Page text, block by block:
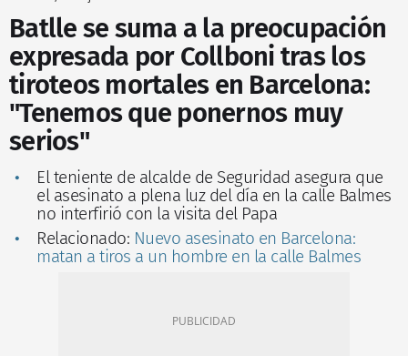
Batlle se suma a la preocupación
expresada por Collboni tras los
tiroteos mortales en Barcelona:
"Tenemos que ponernos muy
serios"
El teniente de alcalde de Seguridad asegura que
el asesinato a plena luz del día en la calle Balmes
no interfirió con la visita del Papa
Relacionado: Nuevo asesinato en Barcelona:
matan a tiros a un hombre en la calle Balmes